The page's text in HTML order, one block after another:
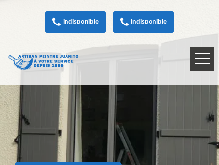
indisponible indisponible